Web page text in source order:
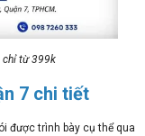
chỉ từ 399k
7 chi tiết
được trình bày cụ thể qua